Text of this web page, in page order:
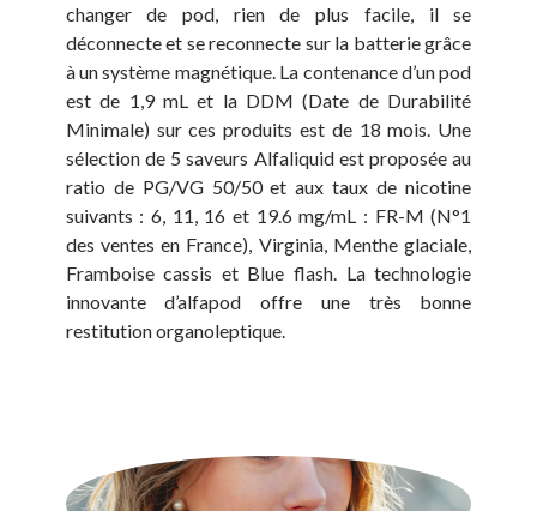
changer de pod, rien de plus facile, il se
déconnecte et se reconnecte sur la batterie grâce
à un système magnétique. La contenance d’un pod
est de 1,9 mL et la DDM (Date de Durabilité
Minimale) sur ces produits est de 18 mois. Une
sélection de 5 saveurs Alfaliquid est proposée au
ratio de PG/VG 50/50 et aux taux de nicotine
suivants : 6, 11, 16 et 19.6 mg/mL : FR-M (N°1
des ventes en France), Virginia, Menthe glaciale,
Framboise cassis et Blue flash. La technologie
innovante d’alfapod offre une très bonne
restitution organoleptique.